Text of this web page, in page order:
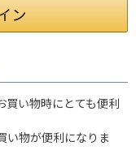
買い物時にとても便利
い物が便利になりま